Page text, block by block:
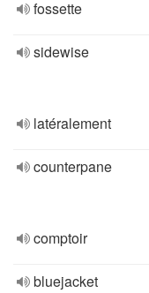
fossette
sidewise
latéralement
counterpane
comptoir
bluejacket